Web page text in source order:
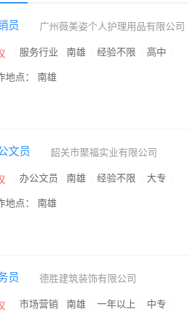
员 广州薇美姿个人护理用品有限公司
服务行业 南雄 经验不限 高中
地点： 南雄
文员 韶关市聚福实业有限公司
办公文员 南雄 经验不限 大专
地点： 南雄
员 德胜建筑装饰有限公司
市场营销 南雄 一年以上 中专